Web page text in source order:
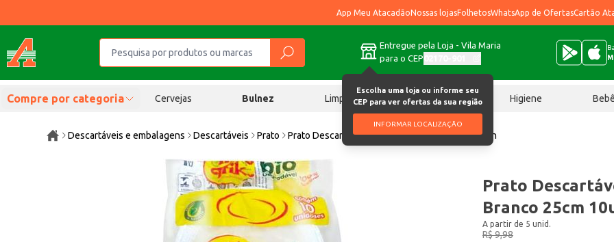
App Meu AtacadãoNossas lojasFolhetosWhatsApp de OfertasCartão
Entregue pela Loja - Vila Maria
para o CEP
Escolha uma loja ou informe seu
CEP para ver ofertas da sua região
INFORMAR LOCALIZAÇÃO
Compre por categoria Cervejas Bulnez Limpeza Chocolates Higiene
Descartáveis e embalagens Descartáveis Prato Prato Descartável Bio Trik Trik Branco 25cm 10un
Prato
Branco 25cm
A partir de 5 unid.
R$ 9,98